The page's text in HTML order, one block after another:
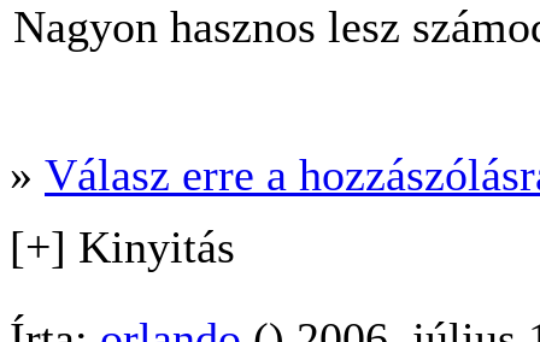
Nagyon hasznos lesz
» Válasz erre a
[+] Kinyitás